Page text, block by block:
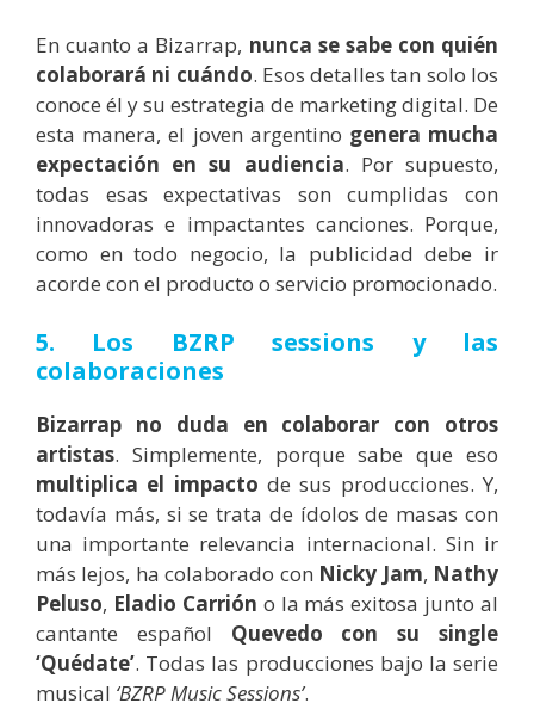
En cuanto a Bizarrap, nunca se sabe con quién
colaborará ni cuándo. Esos detalles tan solo los
conoce él y su estrategia de marketing digital. De
esta manera, el joven argentino genera mucha
expectación en su audiencia. Por supuesto,
todas esas expectativas son cumplidas con
innovadoras e impactantes canciones. Porque,
como en todo negocio, la publicidad debe ir
acorde con el producto o servicio promocionado.
5. Los BZRP sessions y las
colaboraciones
Bizarrap no duda en colaborar con otros
artistas. Simplemente, porque sabe que eso
multiplica el impacto de sus producciones. Y,
todavía más, si se trata de ídolos de masas con
una importante relevancia internacional. Sin ir
más lejos, ha colaborado con Nicky Jam, Nathy
Peluso, Eladio Carrión o la más exitosa junto al
cantante español Quevedo con su single
‘Quédate’. Todas las producciones bajo la serie
musical ‘BZRP Music Sessions’.